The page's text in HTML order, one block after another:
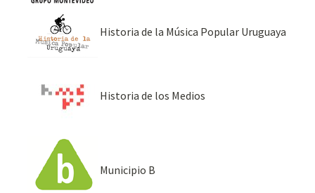
Historia de la Música Popular Uruguaya
Historia de los Medios
Municipio B